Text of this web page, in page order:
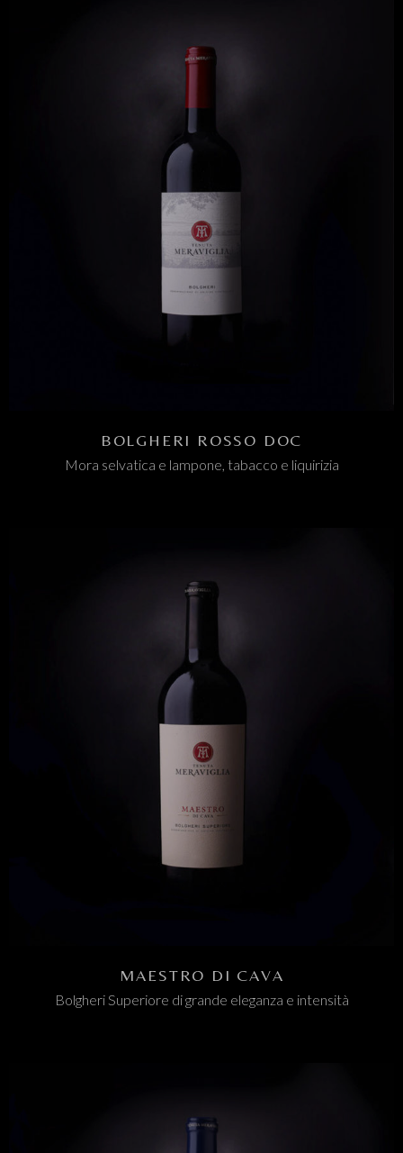
BOLGHERI ROSSO DOC
Mora selvatica e lampone, tabacco e liquirizia
MAESTRO DI CAVA
Bolgheri Superiore di grande eleganza e intensità